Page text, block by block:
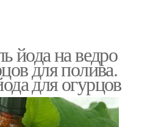
йода на ведро
для полива.
для огурцов